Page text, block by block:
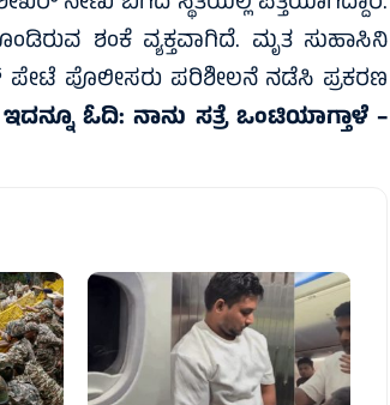
ಶಂಕೆ ವ್ಯಕ್ತವಾಗಿದೆ. ಮೃತ ಸುಹಾಸಿನಿ
ಪೇಟೆ ಪೊಲೀಸರು ಪರಿಶೀಲನೆ ನಡೆಸಿ ಪ್ರಕರಣ
ಇದನ್ನೂ ಓದಿ: ನಾನು ಸತ್ರೆ ಒಂಟಿಯಾಗ್ತಾಳೆ –